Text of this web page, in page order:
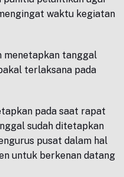
waktu kegiatan
menetapkan tanggal
terlaksana pada
pada saat rapat
sudah ditetapkan
pusat dalam hal
untuk berkenan datang